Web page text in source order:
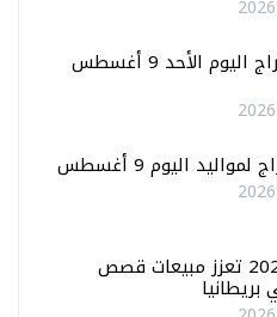
توقعـات الأبراج اليوم الأحد 9 أغسطس
اليوم 9 أغسطس
الأوديسة 2026 تعزز مبيعات قصص